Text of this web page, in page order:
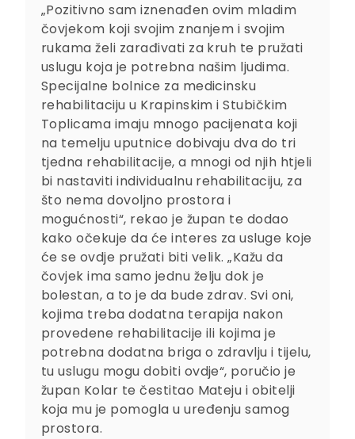
„Pozitivno sam iznenađen ovim mladim
čovjekom koji svojim znanjem i svojim
rukama želi zarađivati za kruh te pružati
uslugu koja je potrebna našim ljudima.
Specijalne bolnice za medicinsku
rehabilitaciju u Krapinskim i Stubičkim
Toplicama imaju mnogo pacijenata koji
na temelju uputnice dobivaju dva do tri
tjedna rehabilitacije, a mnogi od njih htjeli
bi nastaviti individualnu rehabilitaciju, za
što nema dovoljno prostora i
mogućnosti“, rekao je župan te dodao
kako očekuje da će interes za usluge koje
će se ovdje pružati biti velik. „Kažu da
čovjek ima samo jednu želju dok je
bolestan, a to je da bude zdrav. Svi oni,
kojima treba dodatna terapija nakon
provedene rehabilitacije ili kojima je
potrebna dodatna briga o zdravlju i tijelu,
tu uslugu mogu dobiti ovdje“, poručio je
župan Kolar te čestitao Mateju i obitelji
koja mu je pomogla u uređenju samog
prostora.